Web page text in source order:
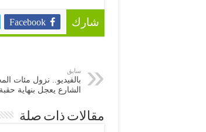
شارك Facebook
سابق
بالفيديو.. نزول مئات
الشارع يعجل بنهاية
مقالات ذات صلة